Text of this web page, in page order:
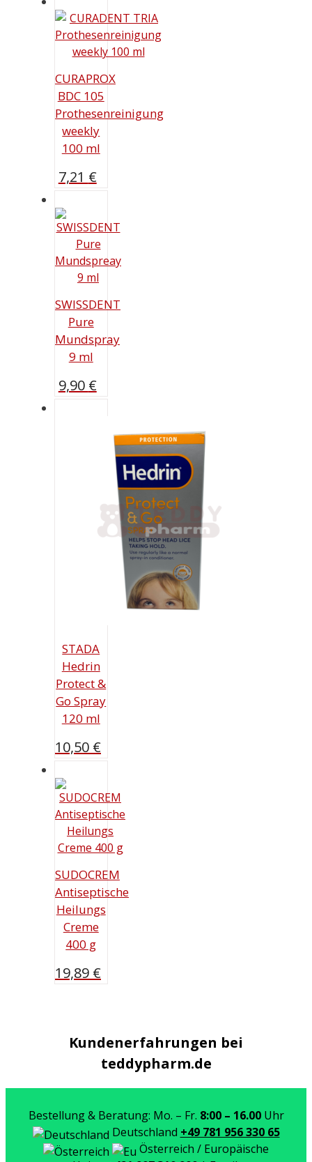
CURAPROX
BDC 105
Prothesenreinigung
weekly
100 ml
7,21 €
SWISSDENT
Pure
Mundspray
9 ml
9,90 €
STADA
Hedrin
Protect &
Go Spray
120 ml
10,50 €
SUDOCREM
Antiseptische
Heilungs
Creme
400 g
19,89 €
Kundenerfahrungen bei
teddypharm.de
Bestellung & Beratung: Mo. – Fr. 8:00 – 16.00Uhr
Deutschland +49 781 956 330 65
Österreich / Europäische